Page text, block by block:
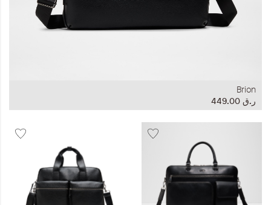
إصدار السفر و الرحلات
Brion
ر.ق‏ 449.00